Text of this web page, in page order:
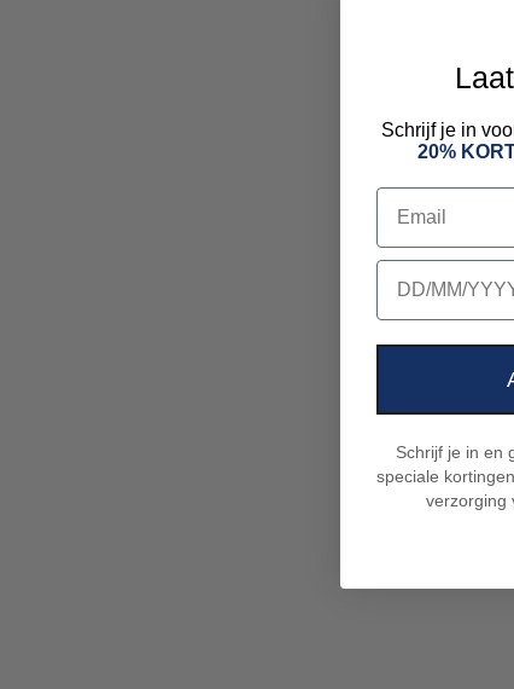
Schrijf je in
20%
Email
birthday
Schrijf je in en
speciale
verzorging